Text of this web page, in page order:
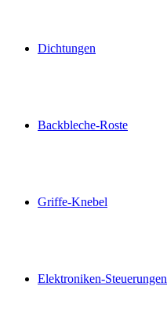
Dichtungen
Backbleche-Roste
Griffe-Knebel
Elektroniken-Steuerungen